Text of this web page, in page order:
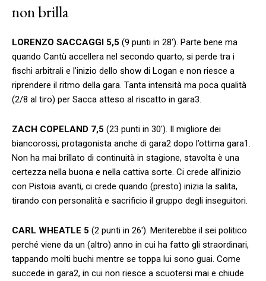
non brilla
LORENZO SACCAGGI 5,5 (9 punti in 28′). Parte bene ma
quando Cantù accellera nel secondo quarto, si perde tra i
fischi arbitrali e l’inizio dello show di Logan e non riesce a
riprendere il ritmo della gara. Tanta intensità ma poca qualità
(2/8 al tiro) per Sacca atteso al riscatto in gara3.
ZACH COPELAND 7,5 (23 punti in 30′). Il migliore dei
biancorossi, protagonista anche di gara2 dopo l’ottima gara1.
Non ha mai brillato di continuità in stagione, stavolta è una
certezza nella buona e nella cattiva sorte. Ci crede all’inizio
con Pistoia avanti, ci crede quando (presto) inizia la salita,
tirando con personalità e sacrificio il gruppo degli inseguitori.
CARL WHEATLE 5 (2 punti in 26′). Meriterebbe il sei politico
perché viene da un (altro) anno in cui ha fatto gli straordinari,
tappando molti buchi mentre se toppa lui sono guai. Come
succede in gara2, in cui non riesce a scuotersi mai e chiude